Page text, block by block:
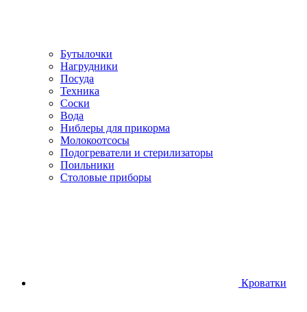
Бутылочки
Нагрудники
Посуда
Техника
Соски
Вода
Ниблеры для прикорма
Молокоотсосы
Подогреватели и стерилизаторы
Поильники
Столовые приборы
Кроватки